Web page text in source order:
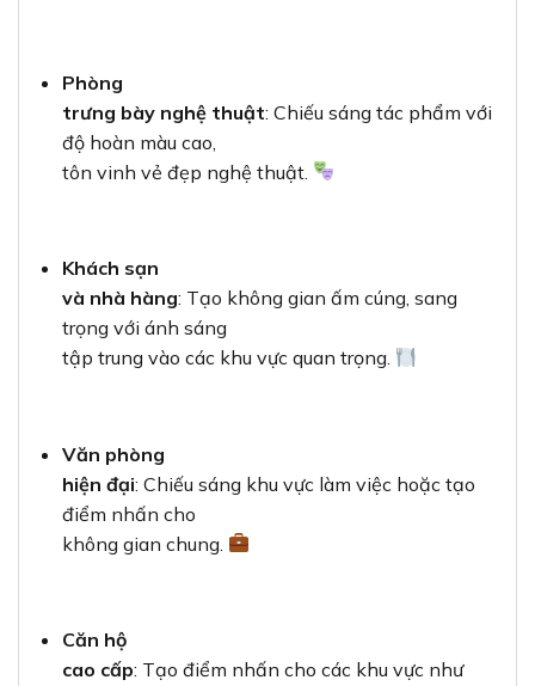
Phòng
trưng bày nghệ thuật: Chiếu sáng tác phẩm với
độ hoàn màu cao,
tôn vinh vẻ đẹp nghệ thuật.
Khách sạn
và nhà hàng: Tạo không gian ấm cúng, sang
trọng với ánh sáng
tập trung vào các khu vực quan trọng.
Văn phòng
hiện đại: Chiếu sáng khu vực làm việc hoặc tạo
điểm nhấn cho
không gian chung.
Căn hộ
cao cấp: Tạo điểm nhấn cho các khu vực như